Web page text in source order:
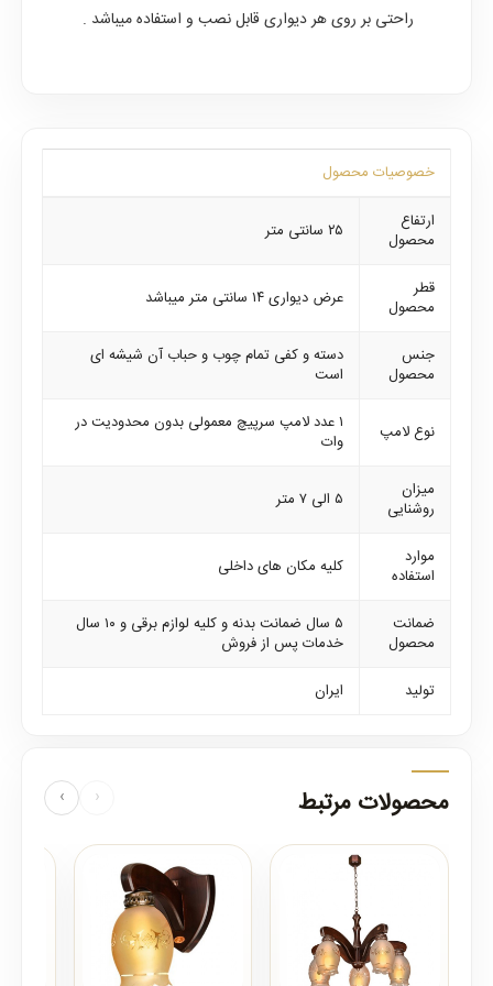
راحتی بر روی هر دیواری قابل نصب و استفاده میباشد .
خصوصیات محصول
ارتفاع
محصول
۲۵ سانتی متر
قطر
محصول
عرض دیواری ۱۴ سانتی متر میباشد
جنس
محصول
دسته و کفی تمام چوب و حباب آن شیشه ای
است
نوع لامپ
۱ عدد لامپ سرپیچ معمولی بدون محدودیت در
وات
میزان
روشنایی
۵ الی ۷ متر
موارد
استفاده
کلیه مکان های داخلی
ضمانت
محصول
۵ سال ضمانت بدنه و کلیه لوازم برقی و ۱۰ سال
خدمات پس از فروش
تولید
ایران
محصولات مرتبط ‹
›